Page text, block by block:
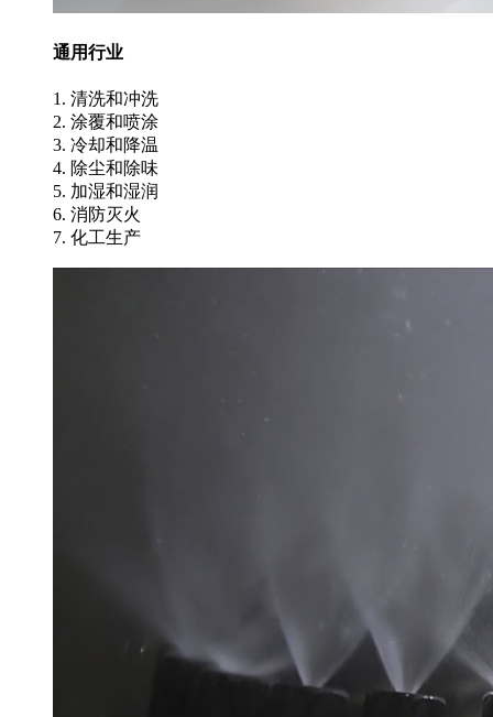
通用行业
1. 清洗和冲洗
2. 涂覆和喷涂
3. 冷却和降温
4. 除尘和除味
5. 加湿和湿润
6. 消防灭火
7. 化工生产